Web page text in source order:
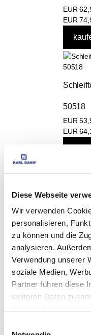
Diese Webseite
Wir verwenden
personalisieren,
zu können und die
analysieren.
Verwendung unserer
soziale Medien,
Partner führen diese
weiteren Daten
EUR
EUR
50518
EUR
EUR
Nr.